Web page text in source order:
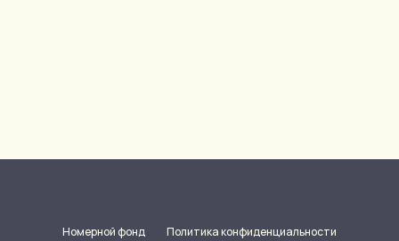
Номерной фонд
Политика конфиденциальности